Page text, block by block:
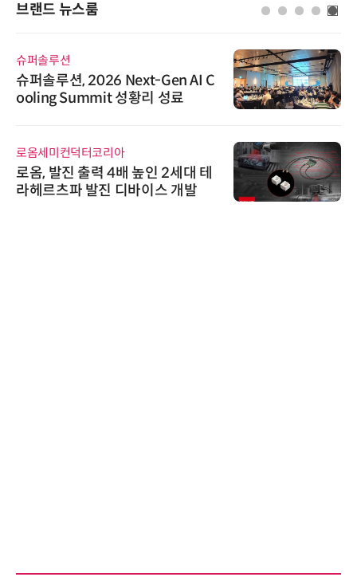
브랜드 뉴스룸
슈퍼솔루션
슈퍼솔루션, 2026 Next-Gen AI C
ooling Summit 성황리 성료
로옴세미컨덕터코리아
로옴, 발진 출력 4배 높인 2세대 테
라헤르츠파 발진 디바이스 개발